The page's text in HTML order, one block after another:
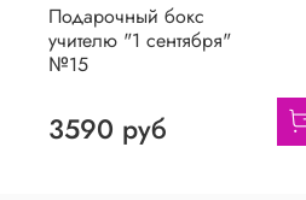
Подарочный бокс
учителю "1 сентября"
№15
3590 руб